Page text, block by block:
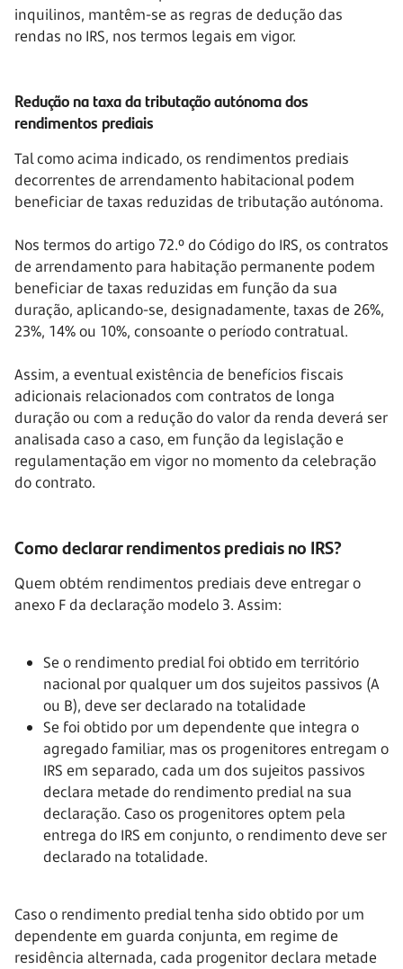
inquilinos, mantêm-se as regras de dedução das
rendas no IRS, nos termos legais em vigor.
Redução na taxa da tributação autónoma dos
rendimentos prediais
Tal como acima indicado, os rendimentos prediais
decorrentes de arrendamento habitacional podem
beneficiar de taxas reduzidas de tributação autónoma.
Nos termos do artigo 72.º do Código do IRS, os contratos
de arrendamento para habitação permanente podem
beneficiar de taxas reduzidas em função da sua
duração, aplicando-se, designadamente, taxas de 26%,
23%, 14% ou 10%, consoante o período contratual.
Assim, a eventual existência de benefícios fiscais
adicionais relacionados com contratos de longa
duração ou com a redução do valor da renda deverá ser
analisada caso a caso, em função da legislação e
regulamentação em vigor no momento da celebração
do contrato.
Como declarar rendimentos prediais no IRS?
Quem obtém rendimentos prediais deve entregar o
anexo F da declaração modelo 3. Assim:
Se o rendimento predial foi obtido em território
nacional por qualquer um dos sujeitos passivos (A
ou B), deve ser declarado na totalidade
Se foi obtido por um dependente que integra o
agregado familiar, mas os progenitores entregam o
IRS em separado, cada um dos sujeitos passivos
declara metade do rendimento predial na sua
declaração. Caso os progenitores optem pela
entrega do IRS em conjunto, o rendimento deve ser
declarado na totalidade.
Caso o rendimento predial tenha sido obtido por um
dependente em guarda conjunta, em regime de
residência alternada, cada progenitor declara metade